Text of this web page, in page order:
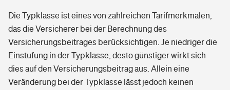
Die Typklasse ist eines von zahlreichen Tarifmerkmalen,
das die Versicherer bei der Berechnung des
Versicherungsbeitrages berücksichtigen. Je niedriger die
Einstufung in der Typklasse, desto günstiger wirkt sich
dies auf den Versicherungsbeitrag aus. Allein eine
Veränderung bei der Typklasse lässt jedoch keinen